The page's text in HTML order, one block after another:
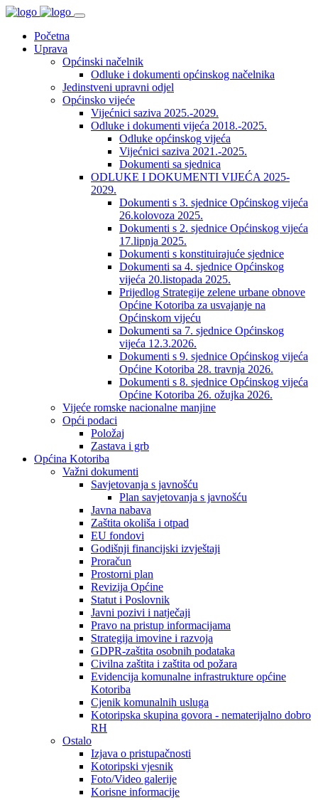
Početna
Uprava
Općinski načelnik
Odluke i dokumenti općinskog načelnika
Jedinstveni upravni odjel
Općinsko vijeće
Vijećnici saziva 2025.-2029.
Odluke i dokumenti vijeća 2018.-2025.
Odluke općinskog vijeća
Vijećnici saziva 2021.-2025.
Dokumenti sa sjednica
ODLUKE I DOKUMENTI VIJEĆA 2025-
2029.
Dokumenti s 3. sjednice Općinskog vijeća
26.kolovoza 2025.
Dokumenti s 2. sjednice Općinskog vijeća
17.lipnja 2025.
Dokumenti s konstituirajuće sjednice
Dokumenti sa 4. sjednice Općinskog
vijeća 20.listopada 2025.
Prijedlog Strategije zelene urbane obnove
Općine Kotoriba za usvajanje na
Općinskom vijeću
Dokumenti sa 7. sjednice Općinskog
vijeća 12.3.2026.
Dokumenti s 9. sjednice Općinskog vijeća
Općine Kotoriba 28. travnja 2026.
Dokumenti s 8. sjednice Općinskog vijeća
Općine Kotoriba 26. ožujka 2026.
Vijeće romske nacionalne manjine
Opći podaci
Položaj
Zastava i grb
Općina Kotoriba
Važni dokumenti
Savjetovanja s javnošću
Plan savjetovanja s javnošću
Javna nabava
Zaštita okoliša i otpad
EU fondovi
Godišnji financijski izvještaji
Proračun
Prostorni plan
Revizija Općine
Statut i Poslovnik
Javni pozivi i natječaji
Pravo na pristup informacijama
Strategija imovine i razvoja
GDPR-zaštita osobnih podataka
Civilna zaštita i zaštita od požara
Evidencija komunalne infrastrukture općine
Kotoriba
Cjenik komunalnih usluga
Kotoripska skupina govora - nematerijalno dobro
RH
Ostalo
Izjava o pristupačnosti
Kotoripski vjesnik
Foto/Video galerije
Korisne informacije